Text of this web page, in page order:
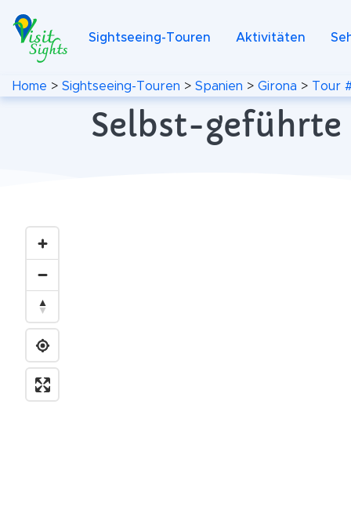
Sightseeing-Touren Aktivitäten
Home > Sightseeing-Touren > Spanien > Girona > Tour
Selbst-geführte